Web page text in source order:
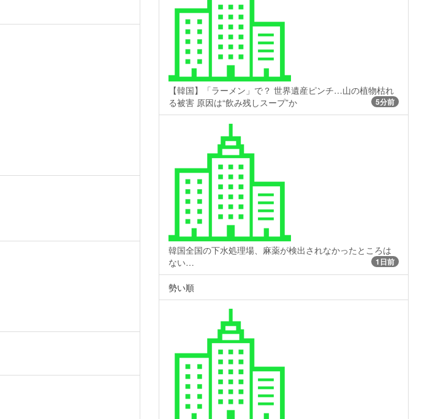
【韓国】「ラーメン」で？ 世界遺産ピンチ…山の植物枯れ
る被害 原因は“飲み残しスープ”か
5分前
韓国全国の下水処理場、麻薬が検出されなかったところは
ない…
1日前
勢い順